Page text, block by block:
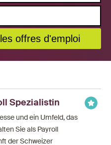
offres d'emploi
Spezialistin
und ein Umfeld, das
Sie als Payroll
der Schweizer